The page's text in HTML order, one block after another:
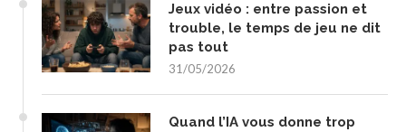
Jeux vidéo : entre passion et
trouble, le temps de jeu ne dit
pas tout
31/05/2026
Quand l’IA vous donne trop